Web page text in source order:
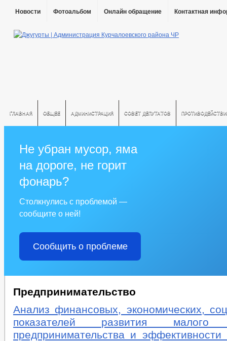
Новости Фотоальбом Онлайн обращение Контактная
ГЛАВНАЯ ОБЩЕЕ АДМИНИСТРАЦИЯ СОВЕТ ДЕПУТАТОВ
Не убран мусор, яма
на дороге, не горит
фонарь?
Столкнулись с проблемой —
сообщите о ней!
Сообщить о проблеме
Предпринимательство
Анализ финансовых, экономических,
показателей развития
предпринимательства и